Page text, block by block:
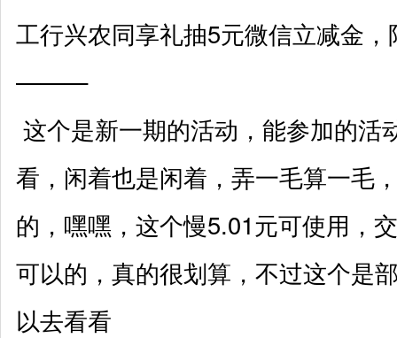
工行兴农同享礼抽5元微信立减金
———
这个是新一期的活动，能参加的活
看，闲着也是闲着，弄一毛算一毛
的，嘿嘿，这个慢5.01元可使用，
可以的，真的很划算，不过这个是
以去看看